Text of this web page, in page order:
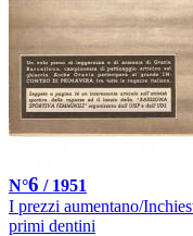
N°6 / 1951
I prezzi aumentano/
primi dentini